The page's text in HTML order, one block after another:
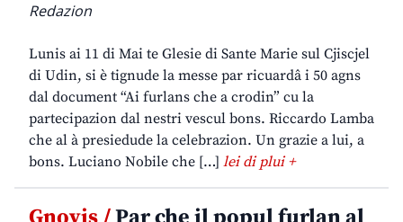
Redazion
Lunis ai 11 di Mai te Glesie di Sante Marie sul Cjiscjel
di Udin, si è tignude la messe par ricuardâ i 50 agns
dal document “Ai furlans che a crodin” cu la
partecipazion dal nestri vescul bons. Riccardo Lamba
che al à presiedude la celebrazion. Un grazie a lui, a
bons. Luciano Nobile che […] lei di plui +